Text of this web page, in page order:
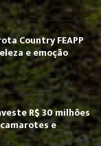
Country FEAPP
e emoção
R$ 30 milhões
e